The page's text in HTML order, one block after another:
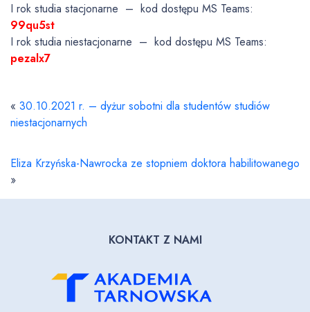
I rok studia stacjonarne – kod dostępu MS Teams:
99qu5st
I rok studia niestacjonarne – kod dostępu MS Teams:
pezalx7
« 30.10.2021 r. – dyżur sobotni dla studentów studiów
niestacjonarnych
Eliza Krzyńska-Nawrocka ze stopniem doktora habilitowanego
»
KONTAKT Z NAMI